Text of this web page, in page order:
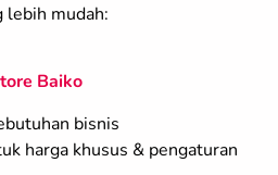
lebih mudah:
Baiko
bisnis
harga khusus & pengaturan